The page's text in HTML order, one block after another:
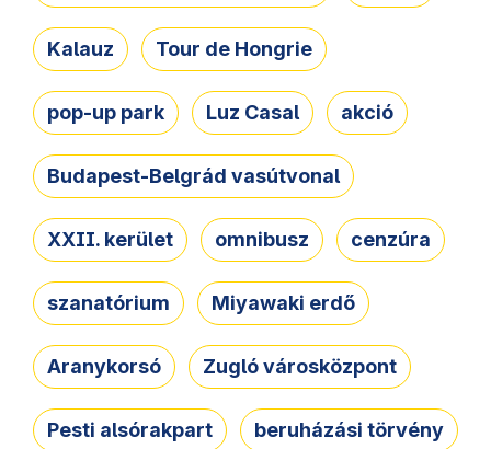
Kalauz Tour de Hongrie
pop-up park Luz Casal akció
Budapest-Belgrád vasútvonal
XXII. kerület omnibusz cenzúra
szanatórium Miyawaki erdő
Aranykorsó Zugló városközpont
Pesti alsórakpart beruházási törvény